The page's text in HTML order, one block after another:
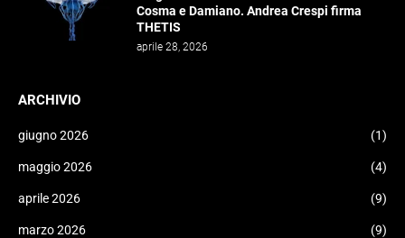
Cosma e Damiano. Andrea Crespi firma
THETIS
aprile 28, 2026
ARCHIVIO
giugno 2026 (1)
maggio 2026 (4)
aprile 2026 (9)
marzo 2026 (9)